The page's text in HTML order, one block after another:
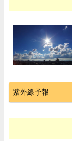
紫外線予報